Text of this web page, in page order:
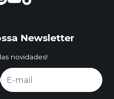
Newsletter
novidades!